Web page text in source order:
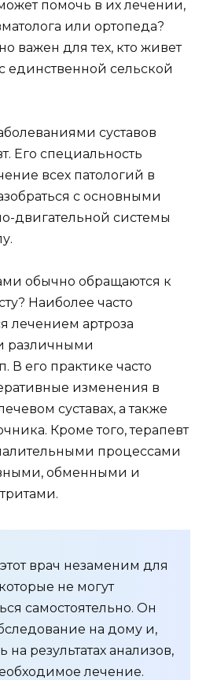
помочь в их лечении,
или ортопеда?
важен для тех, кто живет
единственной сельской
суставов
Его специальность
всех патологий в
с основными
двигательной системы
обычно обращаются к
Наиболее часто
лечением артроза
различными
В его практике часто
изменения в
суставах, а также
Кроме того, терапевт
процессами
обменными и
врач незаменим для
не могут
самостоятельно. Он
на дому и,
на результатах анализов,
лечение.